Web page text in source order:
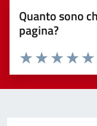
Quanto sono
pagina?
Valuta
Valuta 3
Valuta 2 stelle
Valuta 1 stelle su 5